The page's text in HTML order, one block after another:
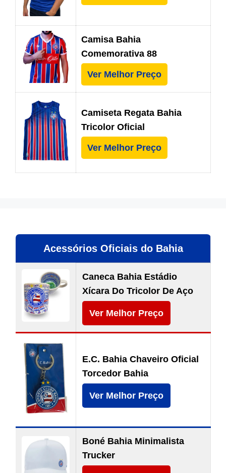
Camisa Bahia
Comemorativa 88
Ver Melhor Preço
Camiseta Regata Bahia
Tricolor Oficial
Ver Melhor Preço
Acessórios Oficiais do Bahia
Caneca Bahia Estádio
Xícara Do Tricolor De Aço
Ver Melhor Preço
E.C. Bahia Chaveiro Oficial
Torcedor Bahia
Ver Melhor Preço
Boné Bahia Minimalista
Trucker